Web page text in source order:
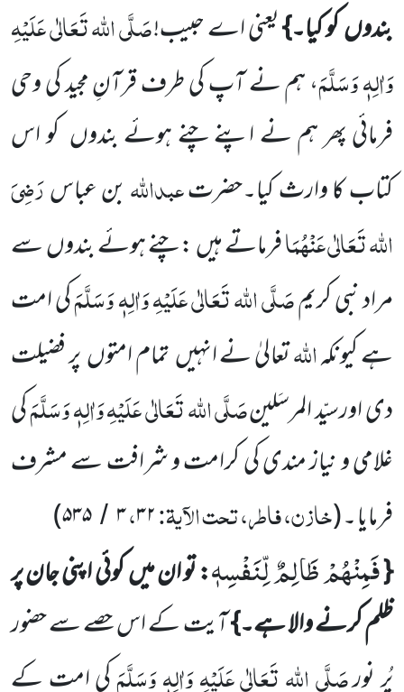
بندوںکو کیا۔}یعنیاے حبیب!صَلَّی اللہ تَعَالٰی عَلَیْہِ
وَاٰلِہٖ وَسَلَّمَ، ہم نے آپ کی طرف قرآنِ مجید کی وحی
فرمائی پھر ہم نے اپنے چنے ہوئے بندوں کو اس
کتاب کا وارث کیا۔حضرتعبداللہبن عباسرَضِیَ
اللہ تَعَالٰی عَنْہُمَافرماتے ہیں: چنے ہوئے بندوںسے
مراد نبیکریمصَلَّی اللہ تَعَالٰی عَلَیْہِ وَاٰلِہٖ وَسَلَّمَکی امت
ہے کیونکہاللہتعالیٰ نے انہیںتمام امتوںپر فضیلت
دی اورسیّد المرسَلینصَلَّیاللہ تَعَالٰی عَلَیْہِ وَاٰلِہٖ وَسَلَّمَکی
غلامی و نیاز مندی کی کرامت و شرافت سے مشرف
فرمایا ۔(خازن، فاطر، تحت الآیۃ:۳۲،۳ / ۵۳۵)
{فَمِنْهُمْ ظَالِمٌ لِّنَفْسِهٖ: تو ان میںکوئی اپنی جان پر
ظلم کرنے والا ہے۔}آیت کے اس حصے سے حضور
پُر نورصَلَّی اللہتَعَالٰی عَلَیْہِ وَاٰلِہٖ وَسَلَّمَکی امت کے